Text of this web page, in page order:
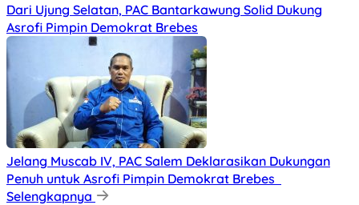
Dari Ujung Selatan, PAC Bantarkawung Solid Dukung
Asrofi Pimpin Demokrat Brebes
Jelang Muscab IV, PAC Salem Deklarasikan Dukungan
Penuh untuk Asrofi Pimpin Demokrat Brebes
Selengkapnya